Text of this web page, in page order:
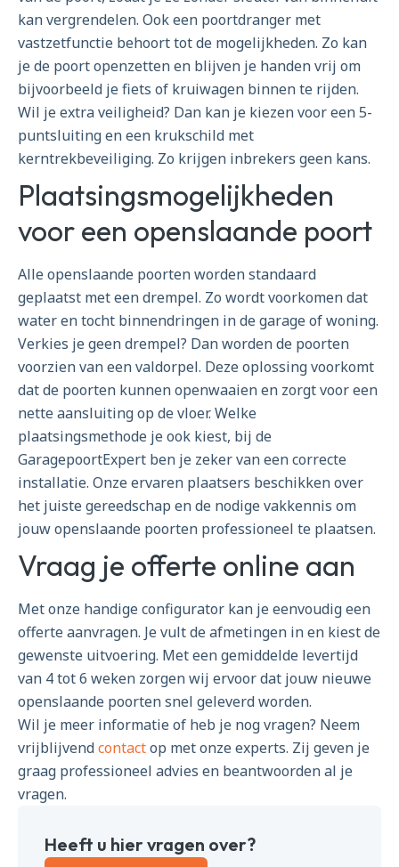
kan vergrendelen. Ook een poortdranger met
vastzetfunctie behoort tot de mogelijkheden. Zo kan
je de poort openzetten en blijven je handen vrij om
bijvoorbeeld je fiets of kruiwagen binnen te rijden.
Wil je extra veiligheid? Dan kan je kiezen voor een 5-
puntsluiting en een krukschild met
kerntrekbeveiliging. Zo krijgen inbrekers geen kans.
Plaatsingsmogelijkheden
voor een openslaande poort
Alle openslaande poorten worden standaard
geplaatst met een drempel. Zo wordt voorkomen dat
water en tocht binnendringen in de garage of woning.
Verkies je geen drempel? Dan worden de poorten
voorzien van een valdorpel. Deze oplossing voorkomt
dat de poorten kunnen openwaaien en zorgt voor een
nette aansluiting op de vloer. Welke
plaatsingsmethode je ook kiest, bij de
GaragepoortExpert ben je zeker van een correcte
installatie. Onze ervaren plaatsers beschikken over
het juiste gereedschap en de nodige vakkennis om
jouw openslaande poorten professioneel te plaatsen.
Vraag je offerte online aan
Met onze handige configurator kan je eenvoudig een
offerte aanvragen. Je vult de afmetingen in en kiest de
gewenste uitvoering. Met een gemiddelde levertijd
van 4 tot 6 weken zorgen wij ervoor dat jouw nieuwe
openslaande poorten snel geleverd worden.
Wil je meer informatie of heb je nog vragen? Neem
vrijblijvendcontactop met onze experts. Zij geven je
graag professioneel advies en beantwoorden al je
vragen.
Heeft u hier vragen over?